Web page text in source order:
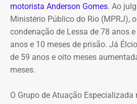
governança e desenvolvimento
COM FÁBIO MARTINS
motorista Anderson Gomes. Ao
Ministério Público do Rio (MPRJ),
condenação de Lessa de 78 anos
anos e 10 meses de prisão. Já
de 59 anos e oito meses
meses.
O Grupo de Atuação